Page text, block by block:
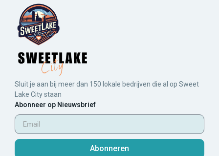
Sluit je aan bij meer dan 150 lokale bedrijven die al op Sweet
Lake City staan
Abonneer op Nieuwsbrief
Abonneren